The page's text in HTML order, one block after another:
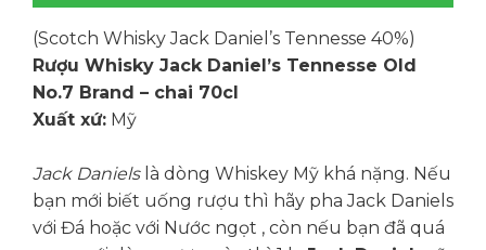
(Scotch Whisky Jack Daniel’s Tennesse 40%)
Rượu Whisky Jack Daniel’s Tennesse Old
No.7 Brand – chai 70cl
Xuất xứ:Mỹ
Jack Danielslà dòng Whiskey Mỹ khá nặng. Nếu
bạn mới biết uống rượu thì hãy pha Jack Daniels
với Đá hoặc với Nước ngọt , còn nếu bạn đã quá